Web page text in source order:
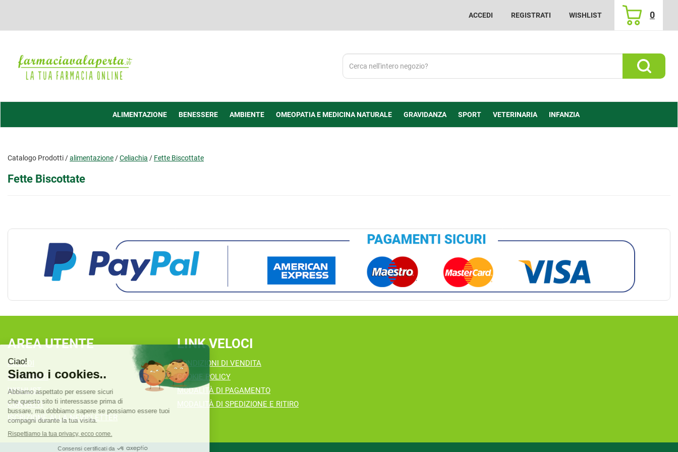
ACCEDI REGISTRATI WISHLIST 0
ARTICOLI
INSERITI
Valaperta
Cerca
Prodotto
Cerca
ALIMENTAZIONE BENESSERE AMBIENTE OMEOPATIA E MEDICINA NATURALE GRAVIDANZA SPORT VETERINARIA INFANZIA
Catalogo Prodotti /alimentazione /Celiachia / Fette Biscottate
Fette Biscottate
AREA UTENTE
ACCEDI
REGISTRATI
WISHLIST
CONTATTI
ISCRIZIONE ALLA NEWSLETTER
LINK VELOCI
CONDIZIONI DI VENDITA
COOKIE POLICY
MODALITÀ DI PAGAMENTO
MODALITÀ DI SPEDIZIONE E RITIRO